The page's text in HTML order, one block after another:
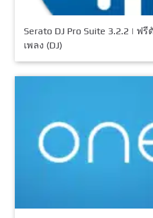
Serato DJ Pro Suite 3.2.2 | ฟ
เพลง (DJ)